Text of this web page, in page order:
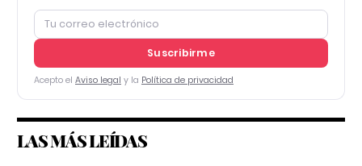
Suscribirme
Acepto el Aviso legal y la Política de privacidad
LAS MÁS LEÍDAS